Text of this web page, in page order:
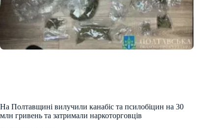
На Полтавщині вилучили канабіс та псилобіцин на 30
млн гривень та затримали наркоторговців